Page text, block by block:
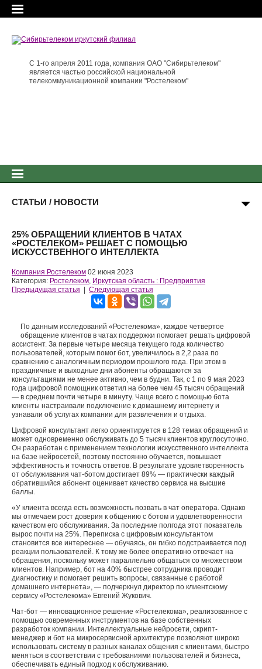
С 1-го апреля 2011 года, компания ОАО "Сибирьтелеком"
является частью российской национальной
телекоммуникационной компании "Ростелеком"
СТАТЬИ / НОВОСТИ
25% ОБРАЩЕНИЙ КЛИЕНТОВ В ЧАТАХ
«РОСТЕЛЕКОМ» РЕШАЕТ С ПОМОЩЬЮ
ИСКУССТВЕННОГО ИНТЕЛЛЕКТА
Компания Ростелеком 02 июня 2023
Категория: Ростелеком, Иркутская область : Предприятия
Предыдущая статья
Следующая статья
По данным исследований «Ростелекома», каждое четвертое
обращение клиентов в чатах поддержки помогает решать цифровой
ассистент. За первые четыре месяца текущего года количество
пользователей, которым помог бот, увеличилось в 2,2 раза по
сравнению с аналогичным периодом прошлого года. При этом в
праздничные и выходные дни абоненты обращаются за
консультациями не менее активно, чем в будни. Так, с 1 по 9 мая 2023
года цифровой помощник ответил на более чем 45 тысяч обращений
— в среднем почти четыре в минуту. Чаще всего с помощью бота
клиенты настраивали подключение к домашнему интернету и
узнавали об услугах компании для развлечения и отдыха.
Цифровой консультант легко ориентируется в 128 темах обращений и
может одновременно обслуживать до 5 тысяч клиентов круглосуточно.
Он разработан с применением технологии искусственного интеллекта
на базе нейросетей, поэтому постоянно обучается, повышает
эффективность и точность ответов. В результате удовлетворенность
от обслуживания чат-ботом достигает 89% — практически каждый
обратившийся абонент оценивает качество сервиса на высшие
баллы.
«У клиента всегда есть возможность позвать в чат оператора. Однако
мы отмечаем рост доверия к общению с ботом и удовлетворенности
качеством его обслуживания. За последние полгода этот показатель
вырос почти на 25%. Переписка с цифровым консультантом
становится все интереснее — обучаясь, он гибко подстраивается под
реакции пользователей. К тому же более оперативно отвечает на
обращения, поскольку может параллельно общаться со множеством
клиентов. Например, бот на 40% быстрее сотрудника проводит
диагностику и помогает решить вопросы, связанные с работой
домашнего интернета», — подчеркнул директор по клиентскому
сервису «Ростелекома» Евгений Жукович.
Чат-бот — инновационное решение «Ростелекома», реализованное с
помощью современных инструментов на базе собственных
разработок компании. Интеллектуальные нейросети, скрипт-
менеджер и бот на микросервисной архитектуре позволяют широко
использовать систему в разных каналах общения с клиентами, быстро
меняться в соответствии с требованиями пользователей и бизнеса,
обеспечивать единый подход к обслуживанию.